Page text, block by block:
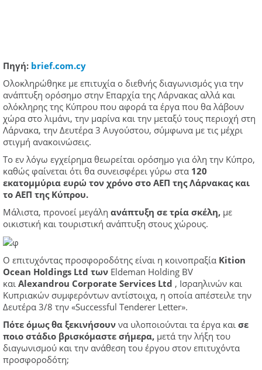
Πηγή: brief.com.cy
Ολοκληρώθηκε με επιτυχία ο διεθνής διαγωνισμός για την
ανάπτυξη ορόσημο στην Επαρχία της Λάρνακας αλλά και
ολόκληρης της Κύπρου που αφορά τα έργα που θα λάβουν
χώρα στο λιμάνι, την μαρίνα και την μεταξύ τους περιοχή στη
Λάρνακα, την Δευτέρα 3 Αυγούστου, σύμφωνα με τις μέχρι
στιγμή ανακοινώσεις.
Το εν λόγω εγχείρημα θεωρείται ορόσημο για όλη την Κύπρο,
καθώς φαίνεται ότι θα συνεισφέρει γύρω στα 120
εκατομμύρια ευρώ τον χρόνο στο ΑΕΠ της Λάρνακας και
το ΑΕΠ της Κύπρου.
Μάλιστα, προνοεί μεγάλη ανάπτυξη σε τρία σκέλη, με
οικιστική και τουριστική ανάπτυξη στους χώρους.
Ο επιτυχόντας προσφοροδότης είναι η κοινοπραξία Kition
Ocean Holdings Ltd των Eldeman Holding BV
και Alexandrou Corporate Services Ltd , Ισραηλινών και
Κυπριακών συμφερόντων αντίστοιχα, η οποία απέστειλε την
Δευτέρα 3/8 την «Successful Tenderer Letter».
Πότε όμως θα ξεκινήσουν να υλοποιούνται τα έργα και σε
ποιο στάδιο βρισκόμαστε σήμερα, μετά την λήξη του
διαγωνισμού και την ανάθεση του έργου στον επιτυχόντα
προσφοροδότη;